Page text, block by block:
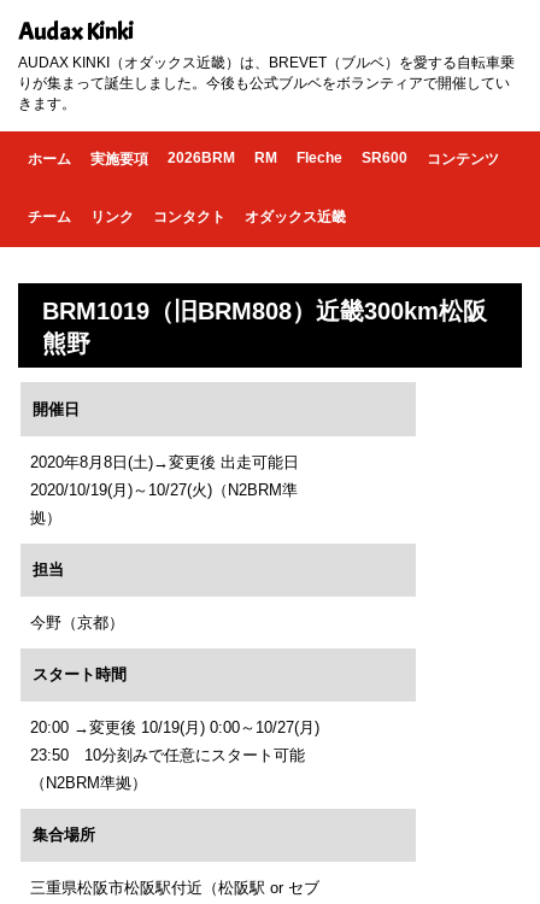
Audax Kinki
AUDAX KINKI（オダックス近畿）は、BREVET（ブルベ）を愛する自転車乗
りが集まって誕生しました。今後も公式ブルベをボランティアで開催してい
きます。
ホーム 実施要項 2026BRM RM Fleche SR600 コンテンツ
チーム リンク コンタクト オダックス近畿
BRM1019（旧BRM808）近畿300km松阪
熊野
開催日
2020年8月8日(土)→変更後 出走可能日
2020/10/19(月)～10/27(火)（N2BRM準
拠）
担当
今野（京都）
スタート時間
20:00 →変更後 10/19(月) 0:00～10/27(月)
23:50 10分刻みで任意にスタート可能
（N2BRM準拠）
集合場所
三重県松阪市松阪駅付近（松阪駅 or セブ